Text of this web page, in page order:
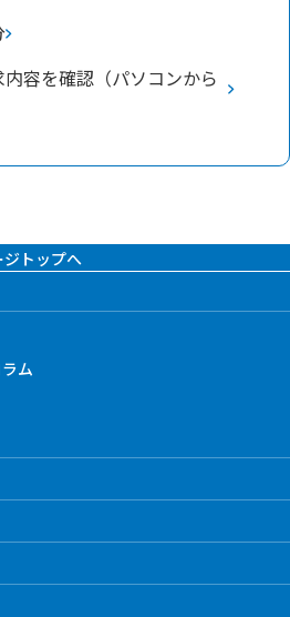
容を確認（パソコンから
ジトップへ
ム